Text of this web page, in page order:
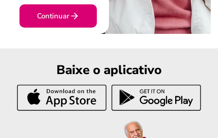
Continuar
Baixe o aplicativo